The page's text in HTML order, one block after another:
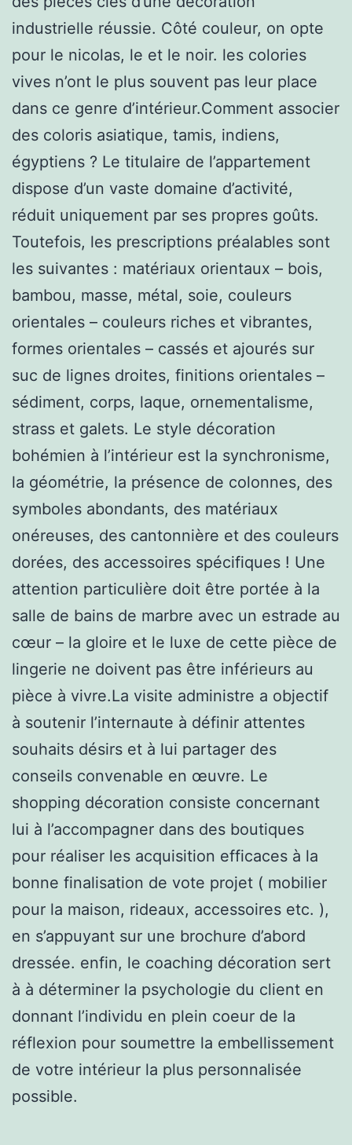
industrielle réussie. Côté couleur, on opte
pour le nicolas, le et le noir. les colories
vives n’ont le plus souvent pas leur place
dans ce genre d’intérieur.Comment associer
des coloris asiatique, tamis, indiens,
égyptiens ? Le titulaire de l’appartement
dispose d’un vaste domaine d’activité,
réduit uniquement par ses propres goûts.
Toutefois, les prescriptions préalables sont
les suivantes : matériaux orientaux – bois,
bambou, masse, métal, soie, couleurs
orientales – couleurs riches et vibrantes,
formes orientales – cassés et ajourés sur
suc de lignes droites, finitions orientales –
sédiment, corps, laque, ornementalisme,
strass et galets. Le style décoration
bohémien à l’intérieur est la synchronisme,
la géométrie, la présence de colonnes, des
symboles abondants, des matériaux
onéreuses, des cantonnière et des couleurs
dorées, des accessoires spécifiques ! Une
attention particulière doit être portée à la
salle de bains de marbre avec un estrade au
cœur – la gloire et le luxe de cette pièce de
lingerie ne doivent pas être inférieurs au
pièce à vivre.La visite administre a objectif
à soutenir l’internaute à définir attentes
souhaits désirs et à lui partager des
conseils convenable en œuvre. Le
shopping décoration consiste concernant
lui à l’accompagner dans des boutiques
pour réaliser les acquisition efficaces à la
bonne finalisation de vote projet ( mobilier
pour la maison, rideaux, accessoires etc. ),
en s’appuyant sur une brochure d’abord
dressée. enfin, le coaching décoration sert
à à déterminer la psychologie du client en
donnant l’individu en plein coeur de la
réflexion pour soumettre la embellissement
de votre intérieur la plus personnalisée
possible.